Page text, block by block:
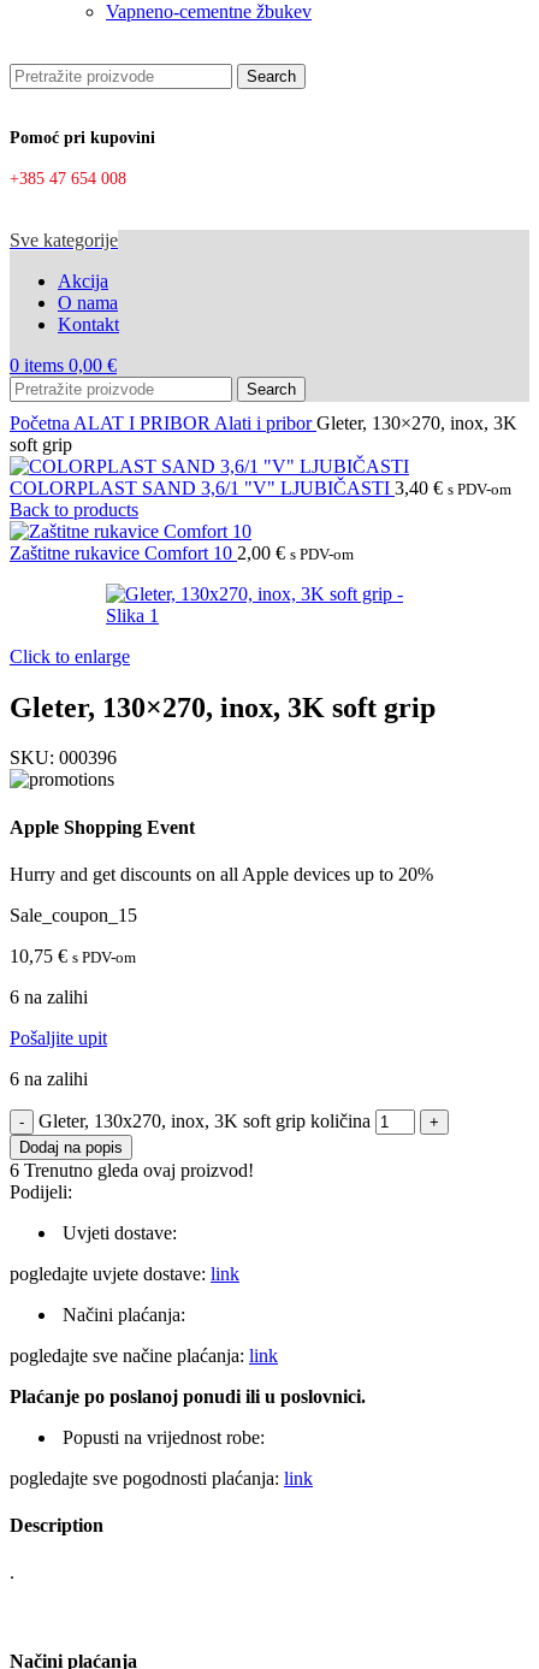
Vapneno-cementne žbukev
Search
Pomoć pri kupovini
+385 47 654 008
Sve kategorije
Akcija
O nama
Kontakt
0 items 0,00 €
Search
Početna ALAT I PRIBOR Alati i priborGleter, 130×270, inox, 3K
soft grip
COLORPLAST SAND 3,6/1 "V" LJUBIČASTI 3,40 € s PDV-om
Back to products
Zaštitne rukavice Comfort 10 2,00 € s PDV-om
Click to enlarge
Gleter, 130×270, inox, 3K soft grip
SKU: 000396
Apple Shopping Event
Hurry and get discounts on all Apple devices up to 20%
Sale_coupon_15
10,75 € s PDV-om
6 na zalihi
Pošaljite upit
6 na zalihi
Gleter, 130x270, inox, 3K soft grip količina
Dodaj na popis
6 Trenutno gleda ovaj proizvod!
Podijeli:
Uvjeti dostave:
pogledajte uvjete dostave: link
Načini plaćanja:
pogledajte sve načine plaćanja: link
Plaćanje po poslanoj ponudi ili u poslovnici.
Popusti na vrijednost robe:
pogledajte sve pogodnosti plaćanja: link
Description
.
Načini plaćanja